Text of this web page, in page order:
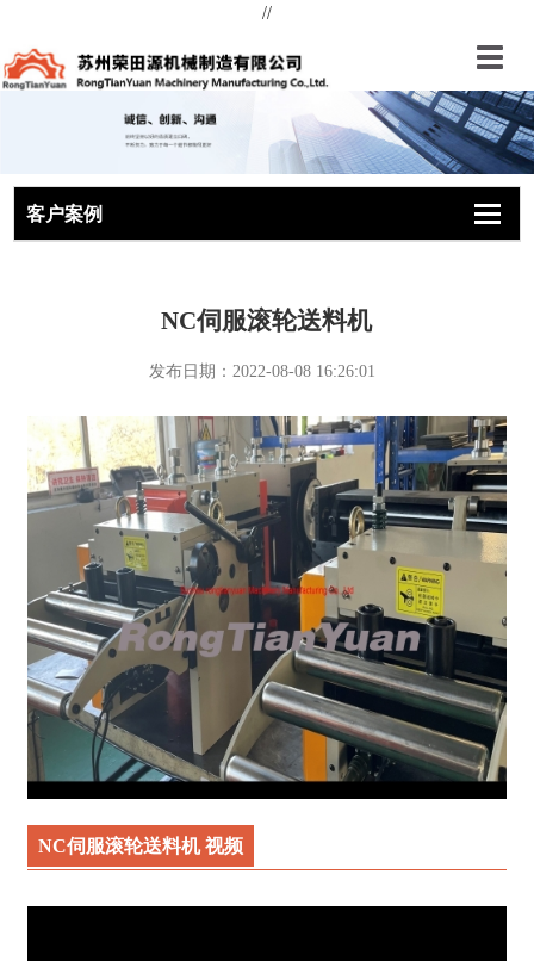
//
切
导
航
客户案例
切
换
切
换
切
换
NC伺服滚轮送料机
发布日期：2022-08-08 16:26:01
NC伺服滚轮送料机 视频